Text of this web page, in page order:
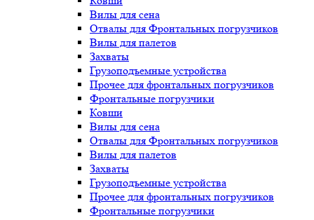
Вилы для сена
Отвалы для Фронтальных погрузчиков
Вилы для палетов
Захваты
Грузоподъемные устройства
Прочее для фронтальных погрузчиков
Фронтальные погрузчики
Ковши
Вилы для сена
Отвалы для Фронтальных погрузчиков
Вилы для палетов
Захваты
Грузоподъемные устройства
Прочее для фронтальных погрузчиков
Фронтальные погрузчики